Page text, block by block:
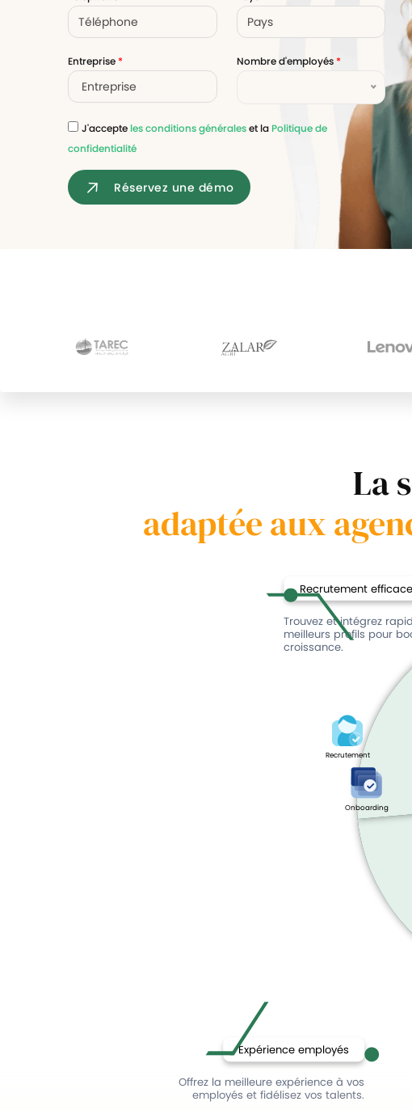
Entreprise * Nombre d'employés *
J'accepte les conditions généraleset la Politique de
confidentialité
Réservez une démo
La
adaptée aux
Expérience employés
Offrez la meilleure expérience à vos
employés et fidélisez vos talents.
Onboarding
Recrutement
Recrutement efficace
Trouvez et intégrez
meilleurs profils pour
croissance.
votre paie
Tâches et check-lists
Optimisez le suivi de vos tâches et check-
lists RH
Suivez les demandes de remboursement de